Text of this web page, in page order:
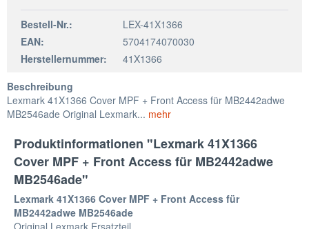
Bestell-Nr.:
LEX-41X1366
EAN:
5704174070030
Herstellernummer:
41X1366
Beschreibung
Lexmark 41X1366 Cover MPF + Front Access für MB2442adwe
MB2546ade Original Lexmark... mehr
Produktinformationen "Lexmark 41X1366
Cover MPF + Front Access für MB2442adwe
MB2546ade"
Lexmark 41X1366 Cover MPF + Front Access für
MB2442adwe MB2546ade
Original Lexmark Ersatzteil